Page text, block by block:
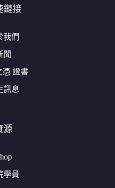
鏈接
我們
聞
憑 證書
訊息
源
學員